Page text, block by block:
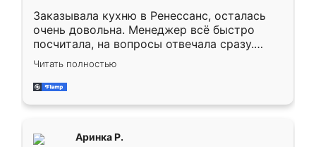
Заказывала кухню в Ренессанс, осталась
очень довольна. Менеджер всё быстро
посчитала, на вопросы отвечала сразу.
Замерщик приехал в субботу, подошёл к
делу со всей ответственностью. Собрали
за день, ребята работали аккуратно, даже
Читать полностью
Аринка Р.